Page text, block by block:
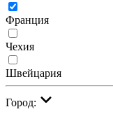
Франция
Чехия
Швейцария
Город: